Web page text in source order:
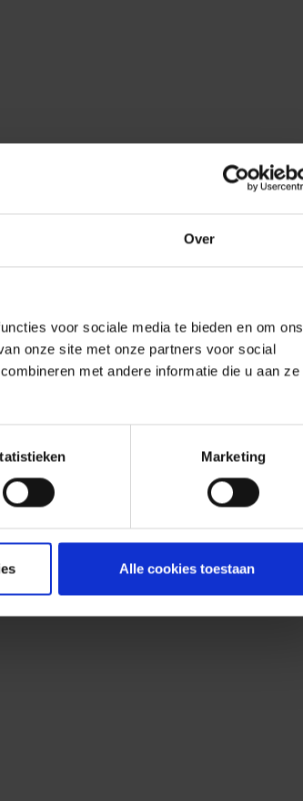
Over
voor sociale media te bieden en om ons
onze site met onze partners voor social
met andere informatie die u aan ze
Marketing
Alle cookies toestaan